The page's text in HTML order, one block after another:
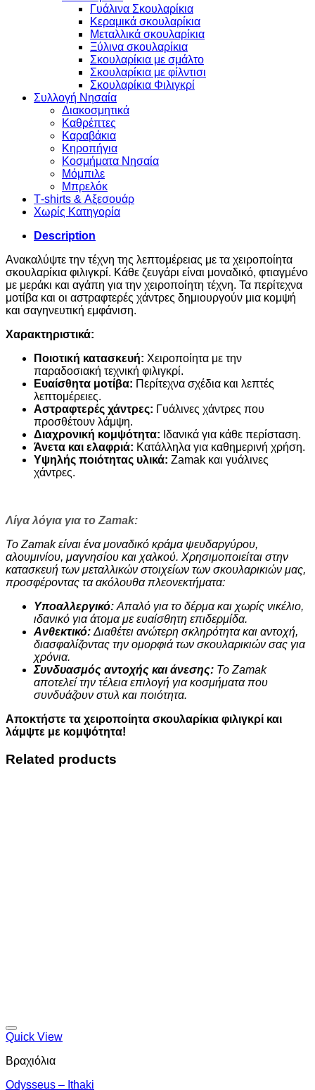
Γυάλινα Σκουλαρίκια
Κεραμικά σκουλαρίκια
Μεταλλικά σκουλαρίκια
Ξύλινα σκουλαρίκια
Σκουλαρίκια με σμάλτο
Σκουλαρίκια με φίλντισι
Σκουλαρίκια Φιλιγκρί
Συλλογή Νησαία
Διακοσμητικά
Καθρέπτες
Καραβάκια
Κηροπήγια
Κοσμήματα Νησαία
Μόμπιλε
Μπρελόκ
Τ-shirts & Αξεσουάρ
Χωρίς Κατηγορία
Description
Ανακαλύψτε την τέχνη της λεπτομέρειας με τα χειροποίητα
σκουλαρίκια φιλιγκρί. Κάθε ζευγάρι είναι μοναδικό, φτιαγμένο
με μεράκι και αγάπη για την χειροποίητη τέχνη. Τα περίτεχνα
μοτίβα και οι αστραφτερές χάντρες δημιουργούν μια κομψή
και σαγηνευτική εμφάνιση.
Χαρακτηριστικά:
Ποιοτική κατασκευή: Χειροποίητα με την
παραδοσιακή τεχνική φιλιγκρί.
Ευαίσθητα μοτίβα: Περίτεχνα σχέδια και λεπτές
λεπτομέρειες.
Αστραφτερές χάντρες: Γυάλινες χάντρες που
προσθέτουν λάμψη.
Διαχρονική κομψότητα: Ιδανικά για κάθε περίσταση.
Άνετα και ελαφριά: Κατάλληλα για καθημερινή χρήση.
Υψηλής ποιότητας υλικά: Zamak και γυάλινες
χάντρες.
Λίγα λόγια για το Zamak:
Το Zamak είναι ένα μοναδικό κράμα ψευδαργύρου,
αλουμινίου, μαγνησίου και χαλκού. Χρησιμοποιείται στην
κατασκευή των μεταλλικών στοιχείων των σκουλαρικιών μας,
προσφέροντας τα ακόλουθα πλεονεκτήματα:
Υποαλλεργικό: Απαλό για το δέρμα και χωρίς νικέλιο,
ιδανικό για άτομα με ευαίσθητη επιδερμίδα.
Ανθεκτικό: Διαθέτει ανώτερη σκληρότητα και αντοχή,
διασφαλίζοντας την ομορφιά των σκουλαρικιών σας για
χρόνια.
Συνδυασμός αντοχής και άνεσης: Το Zamak
αποτελεί την τέλεια επιλογή για κοσμήματα που
συνδυάζουν στυλ και ποιότητα.
Αποκτήστε τα χειροποίητα σκουλαρίκια φιλιγκρί και
λάμψτε με κομψότητα!
Related products
Quick View
Βραχιόλια
Odysseus – Ithaki